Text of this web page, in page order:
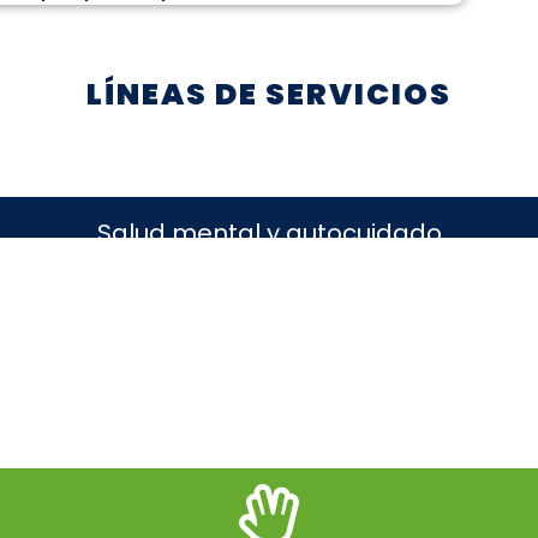
LÍNEAS DE SERVICIOS
Salud mental y autocuidado